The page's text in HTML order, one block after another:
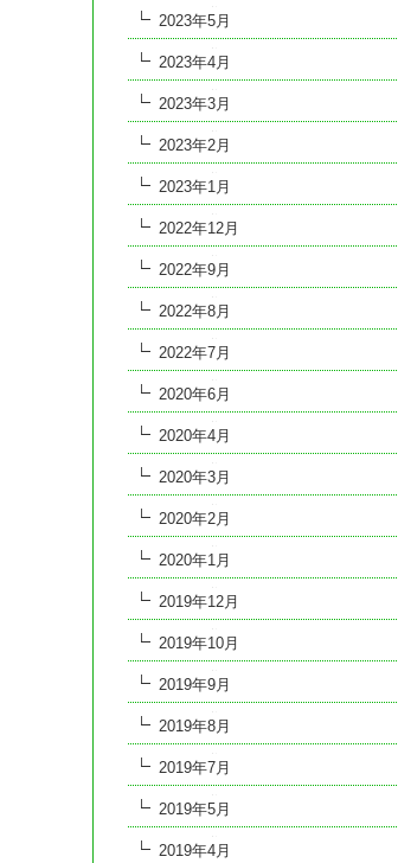
2023年5月
2023年4月
2023年3月
2023年2月
2023年1月
2022年12月
2022年9月
2022年8月
2022年7月
2020年6月
2020年4月
2020年3月
2020年2月
2020年1月
2019年12月
2019年10月
2019年9月
2019年8月
2019年7月
2019年5月
2019年4月